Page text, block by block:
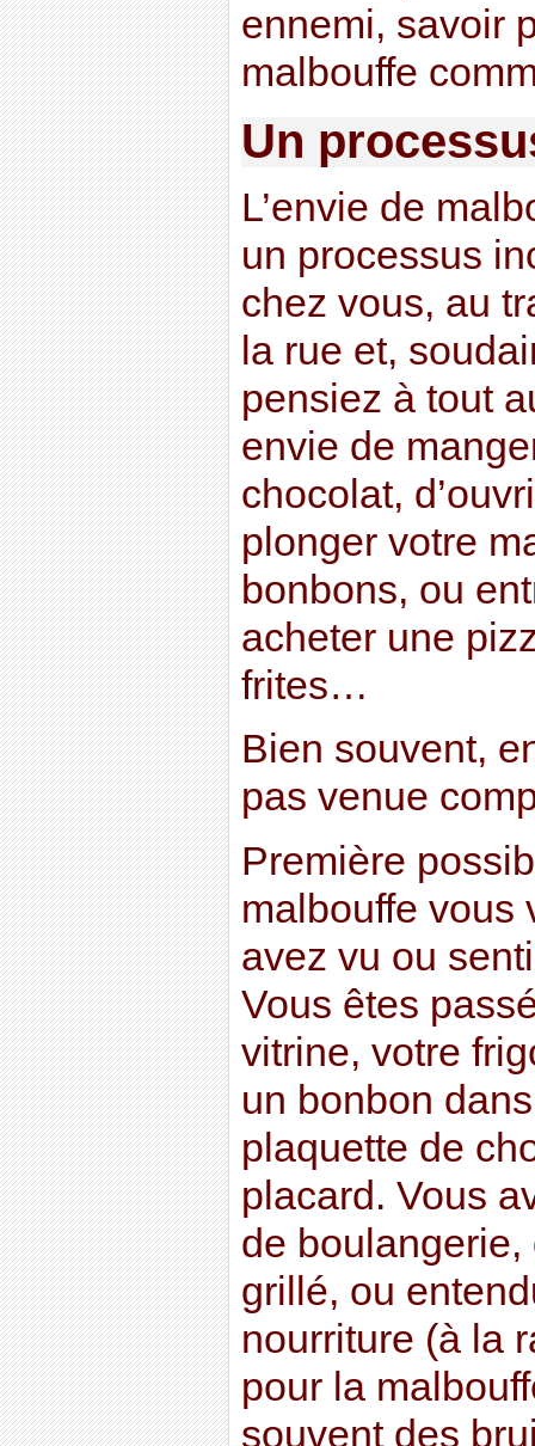
ennemi, savoir
malbouffe
Un
L’envie de
un processus
chez vous, au
la rue et,
pensiez à tout
envie de
chocolat,
plonger votre
bonbons, ou
acheter une
frites…
Bien souvent,
pas venue
Première
malbouffe vous
avez vu ou
Vous êtes
vitrine, votre
un bonbon
plaquette de
placard. Vous
de boulangerie,
grillé, ou
nourriture (à la
pour la
souvent des